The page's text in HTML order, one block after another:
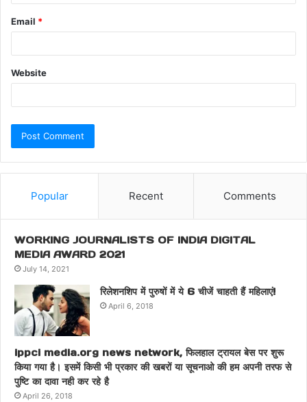
Email *
Website
Popular Recent Comments
WORKING JOURNALISTS OF INDIA DIGITAL
MEDIA AWARD 2021
July 14, 2021
रिलेशनशिप में पुरुषों में ये 6 चीजें चाहती हैं महिलाएं!
April 6, 2018
ippci media.org news network, फिलहाल ट्रायल बेस पर शुरू
किया गया है। इसमें किसी भी प्रकार की खबरों या सूचनाओ की हम अपनी तरफ से
पुष्टि का दावा नही कर रहे है
April 26, 2018